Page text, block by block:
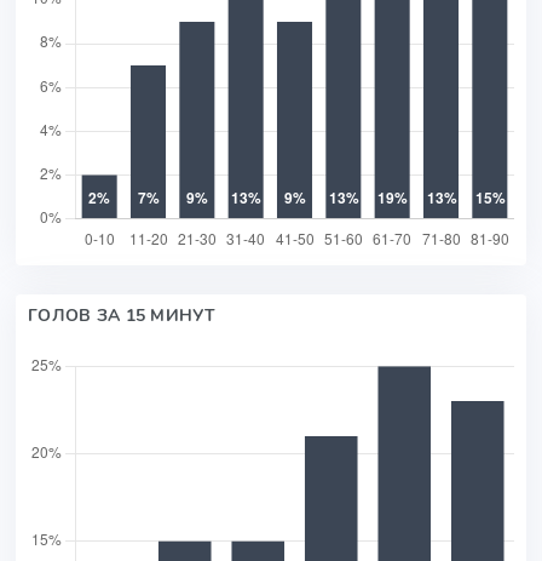
ГОЛОВ ЗА 15 МИНУТ